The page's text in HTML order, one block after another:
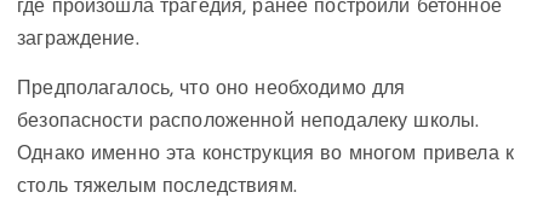
где произошла трагедия, ранее построили бетонное
заграждение.
Предполагалось, что оно необходимо для
безопасности расположенной неподалеку школы.
Однако именно эта конструкция во многом привела к
столь тяжелым последствиям.